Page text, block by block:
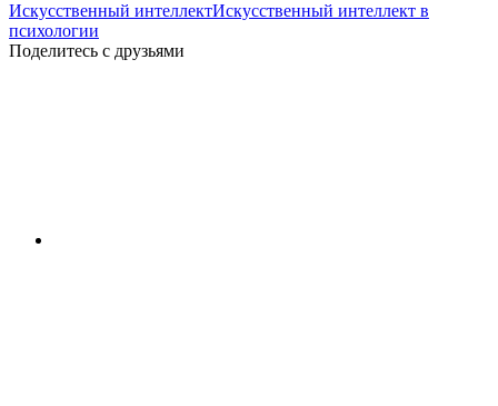
Искусственный интеллектИскусственный интеллект в
психологии
Поделитесь с друзьями